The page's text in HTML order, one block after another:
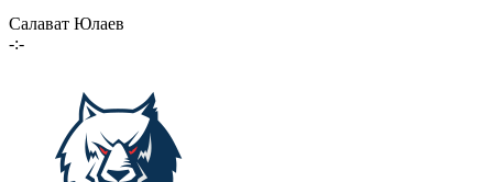
Салават Юлаев
-:-